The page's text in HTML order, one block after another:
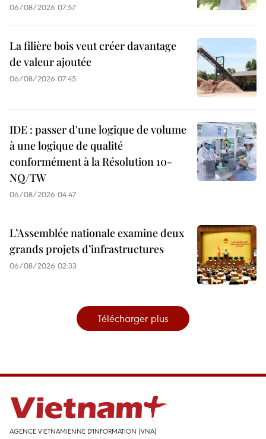
06/08/2026 07:57
La filière bois veut créer davantage
de valeur ajoutée
06/08/2026 07:45
IDE : passer d'une logique de volume
à une logique de qualité
conformément à la Résolution 10-
NQ/TW
06/08/2026 04:47
L’Assemblée nationale examine deux
grands projets d’infrastructures
06/08/2026 02:33
Télécharger plus
AGENCE VIETNAMIENNE D'INFORMATION (VNA)